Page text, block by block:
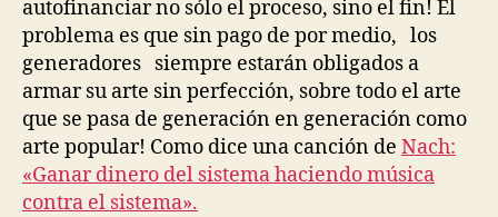
autofinanciar no sólo el proceso, sino el fin! El
problema es que sin pago de por medio, los
generadores siempre estarán obligados a
armar su arte sin perfección, sobre todo el arte
que se pasa de generación en generación como
arte popular! Como dice una canción de Nach:
«Ganar dinero del sistema haciendo música
contra el sistema».